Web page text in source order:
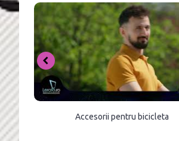
Accesorii pentru bicicleta